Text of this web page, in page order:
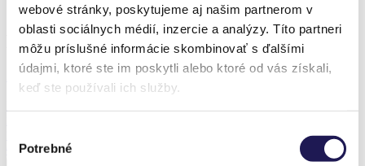
webové stránky, poskytujeme aj našim partnerom v
oblasti sociálnych médií, inzercie a analýzy. Títo partneri
môžu príslušné informácie skombinovať s ďalšími
údajmi, ktoré ste im poskytli alebo ktoré od vás získali,
keď ste používali ich služby.
súhlasu
Potrebné
Realization – Veľká Lesná
Produkt z realizácie
Zľava 38 %
Od2 385,65